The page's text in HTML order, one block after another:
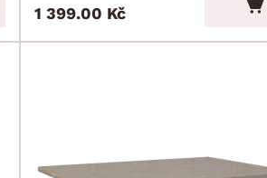
1 399.00 Kč